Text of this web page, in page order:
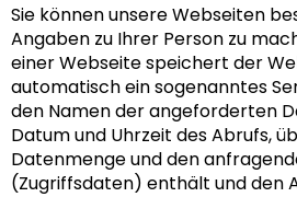
Sie können unsere Webseiten
Angaben zu Ihrer Person zu
einer Webseite speichert der
automatisch ein sogenanntes
den Namen der angeforderten
Datum und Uhrzeit des Abrufs,
Datenmenge und den
(Zugriffsdaten) enthält und den